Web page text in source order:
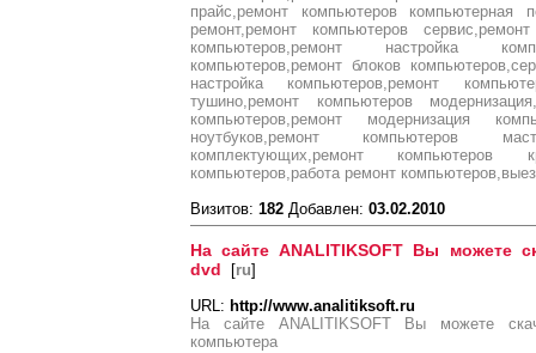
прайс,ремонт компьютеров компьютерная
ремонт,ремонт компьютеров
компьютеров,ремонт настройка
компьютеров,ремонт блоков
настройка компьютеров,ремонт
тушино,ремонт компьютеров
компьютеров,ремонт модернизация
ноутбуков,ремонт компьютеров
комплектующих,ремонт компьютеров
компьютеров,работа ремонт
Визитов: 182 Добавлен: 03.02.2010
На сайте ANALITIKSOFT Вы можете
dvd [ru]
URL: http://www.analitiksoft.ru
На сайте ANALITIKSOFT Вы можете
компьютера